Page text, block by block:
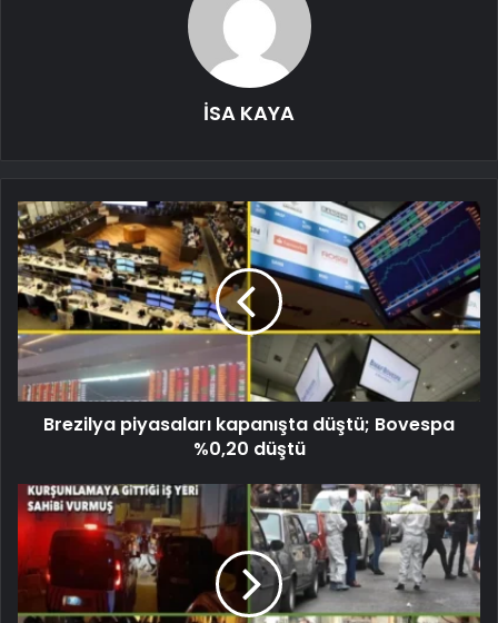
İSA KAYA
Brezilya piyasaları kapanışta düştü; Bovespa
%0,20 düştü